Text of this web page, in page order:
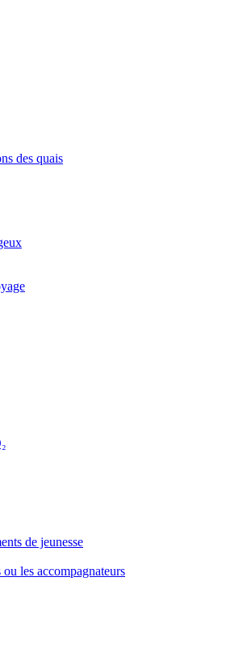
des quais
de jeunesse
les accompagnateurs